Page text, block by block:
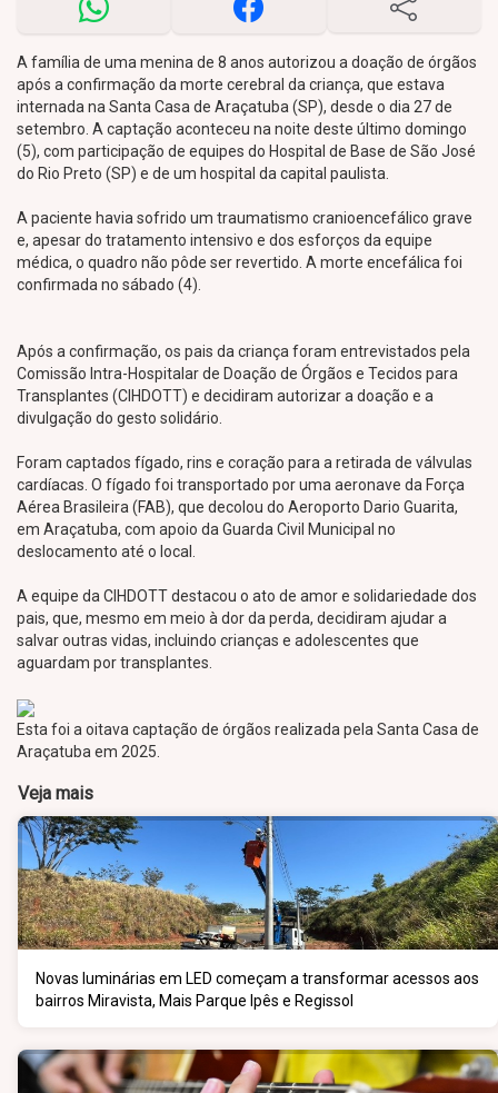
A família de uma menina de 8 anos autorizou a doação de órgãos
após a confirmação da morte cerebral da criança, que estava
internada na Santa Casa de Araçatuba (SP), desde o dia 27 de
setembro. A captação aconteceu na noite deste último domingo
(5), com participação de equipes do Hospital de Base de São José
do Rio Preto (SP) e de um hospital da capital paulista.
A paciente havia sofrido um traumatismo cranioencefálico grave
e, apesar do tratamento intensivo e dos esforços da equipe
médica, o quadro não pôde ser revertido. A morte encefálica foi
confirmada no sábado (4).
Após a confirmação, os pais da criança foram entrevistados pela
Comissão Intra-Hospitalar de Doação de Órgãos e Tecidos para
Transplantes (CIHDOTT) e decidiram autorizar a doação e a
divulgação do gesto solidário.
Foram captados fígado, rins e coração para a retirada de válvulas
cardíacas. O fígado foi transportado por uma aeronave da Força
Aérea Brasileira (FAB), que decolou do Aeroporto Dario Guarita,
em Araçatuba, com apoio da Guarda Civil Municipal no
deslocamento até o local.
A equipe da CIHDOTT destacou o ato de amor e solidariedade dos
pais, que, mesmo em meio à dor da perda, decidiram ajudar a
salvar outras vidas, incluindo crianças e adolescentes que
aguardam por transplantes.
Esta foi a oitava captação de órgãos realizada pela Santa Casa de
Araçatuba em 2025.
Veja mais
Novas luminárias em LED começam a transformar acessos aos
bairros Miravista, Mais Parque Ipês e Regissol